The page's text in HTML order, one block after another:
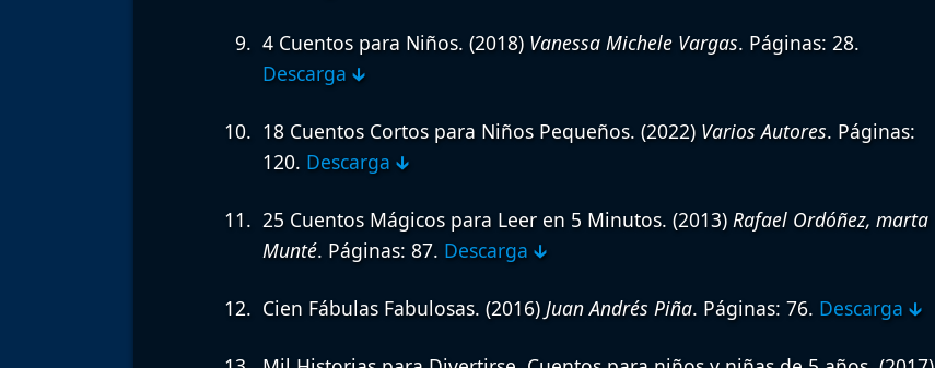
4 Cuentos para Niños. (2018) Vanessa Michele Vargas. Páginas: 28.
Descarga 🡳
18 Cuentos Cortos para Niños Pequeños. (2022) Varios Autores. Páginas:
120. Descarga 🡳
25 Cuentos Mágicos para Leer en 5 Minutos. (2013) Rafael Ordóñez, marta
Munté. Páginas: 87. Descarga 🡳
Cien Fábulas Fabulosas. (2016) Juan Andrés Piña. Páginas: 76. Descarga 🡳